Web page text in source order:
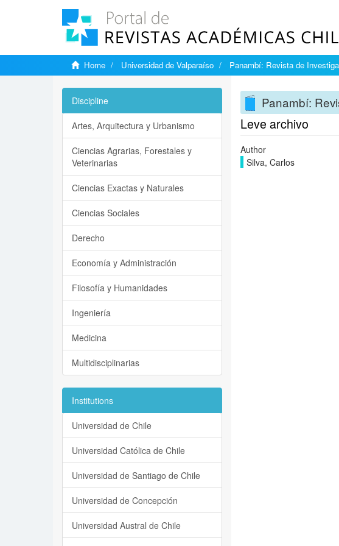
Home Universidad de Valparaíso Panambí: Revista de
Panambí:
Leve archivo
Author
Silva, Carlos
Discipline
Artes, Arquitectura y Urbanismo
Ciencias Agrarias, Forestales y
Veterinarias
Ciencias Exactas y Naturales
Ciencias Sociales
Derecho
Economía y Administración
Filosofía y Humanidades
Ingeniería
Medicina
Multidisciplinarias
Institutions
Universidad de Chile
Universidad Católica de Chile
Universidad de Santiago de Chile
Universidad de Concepción
Universidad Austral de Chile